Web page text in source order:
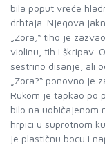
bila poput vreće
drhtaja. Njegova
„Zora,“ tiho je
violinu, tih i škripav.
sestrino disanje, ali
„Zora?“ ponovno je
Rukom je tapkao po
bilo na uobičajenom
hrpici u suprotnom
je plastičnu bocu i